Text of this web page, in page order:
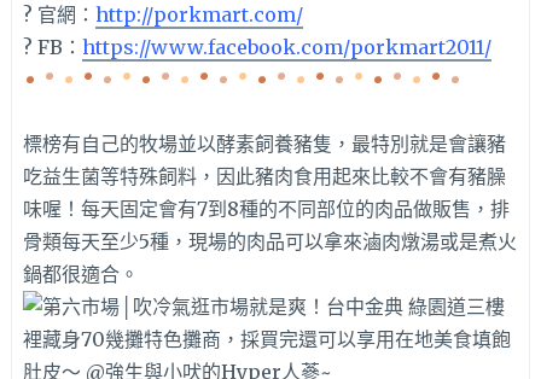
? 官網： http://porkmart.com/
? FB： https://www.facebook.com/porkmart2011/
標榜有自己的牧場並以酵素飼養豬隻，最特別就是會讓豬
吃益生菌等特殊飼料，因此豬肉食用起來比較不會有豬臊
味喔！每天固定會有7到8種的不同部位的肉品做販售，排
骨類每天至少5種，現場的肉品可以拿來滷肉燉湯或是煮火
鍋都很適合。